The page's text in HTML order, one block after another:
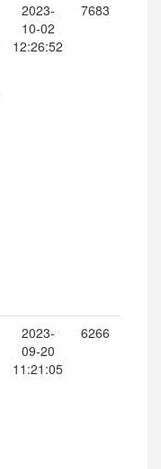
2023-
10-02
12:26:52
7683
2023-
09-20
11:21:05
6266